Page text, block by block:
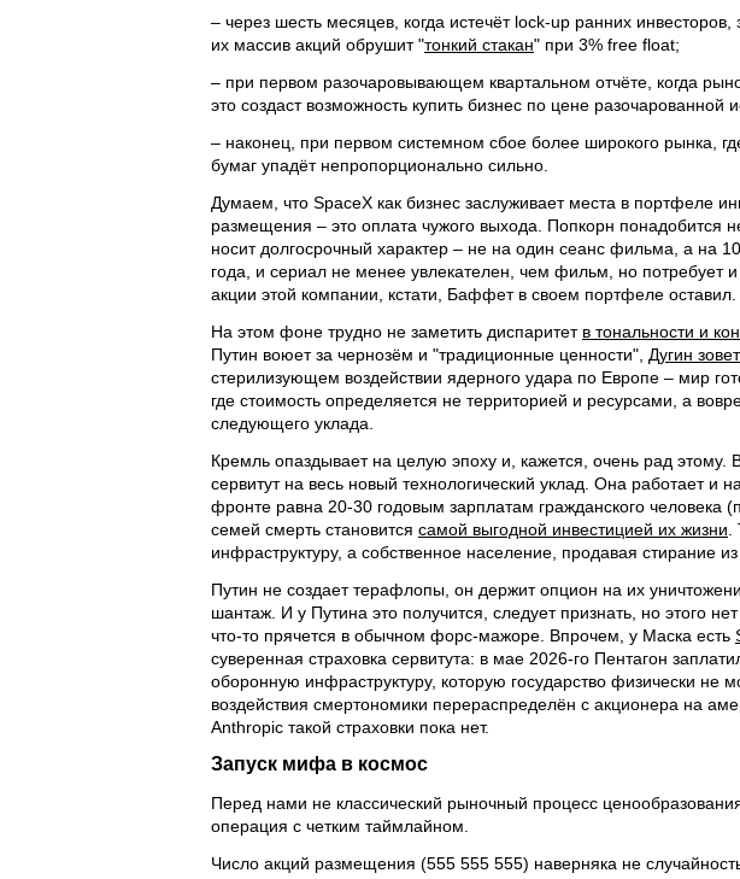
– через шесть месяцев, когда истечёт lock-up ранних
их массив акций обрушит "тонкий стакан" при 3% free float;
– при первом разочаровывающем квартальном отчёте, когда
это создаст возможность купить бизнес по цене разочарованной
– наконец, при первом системном сбое более широкого рынка,
бумаг упадёт непропорционально сильно.
Думаем, что SpaceX как бизнес заслуживает места в портфеле
размещения – это оплата чужого выхода. Попкорн понадобится
носит долгосрочный характер – не на один сеанс фильма, а на
года, и сериал не менее увлекателен, чем фильм, но потребует
акции этой компании, кстати, Баффет в своем портфеле оставил.
На этом фоне трудно не заметить диспаритет в тональности и
Путин воюет за чернозём и "традиционные ценности", Дугин
стерилизующем воздействии ядерного удара по Европе – мир
где стоимость определяется не территорией и ресурсами, а
следующего уклада.
Кремль опаздывает на целую эпоху и, кажется, очень рад этому.
сервитут на весь новый технологический уклад. Она работает и
фронте равна 20-30 годовым зарплатам гражданского человека
семей смерть становится самой выгодной инвестицией их жизни
инфраструктуру, а собственное население, продавая стирание
Путин не создает терафлопы, он держит опцион на их
шантаж. И у Путина это получится, следует признать, но этого
что-то прячется в обычном форс-мажоре. Впрочем, у Маска есть
суверенная страховка сервитута: в мае 2026-го Пентагон
оборонную инфраструктуру, которую государство физически не
воздействия смертономики перераспределён с акционера на
Anthropic такой страховки пока нет.
Запуск мифа в космос
Перед нами не классический рыночный процесс
операция с четким таймлайном.
Число акций размещения (555 555 555) наверняка не